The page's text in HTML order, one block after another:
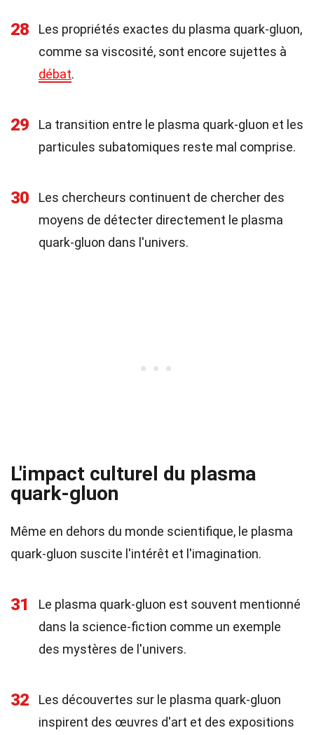
28
Les propriétés exactes du plasma quark-gluon,
comme sa viscosité, sont encore sujettes à
débat.
29
La transition entre le plasma quark-gluon et les
particules subatomiques reste mal comprise.
30
Les chercheurs continuent de chercher des
moyens de détecter directement le plasma
quark-gluon dans l'univers.
L'impact culturel du plasma
quark-gluon
Même en dehors du monde scientifique, le plasma
quark-gluon suscite l'intérêt et l'imagination.
31
Le plasma quark-gluon est souvent mentionné
dans la science-fiction comme un exemple
des mystères de l'univers.
32
Les découvertes sur le plasma quark-gluon
inspirent des œuvres d'art et des expositions